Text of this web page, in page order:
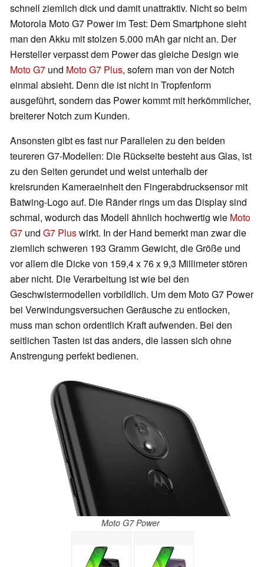
schnell ziemlich dick und damit unattraktiv. Nicht so beim
Motorola Moto G7 Power im Test: Dem Smartphone sieht
man den Akku mit stolzen 5.000 mAh gar nicht an. Der
Hersteller verpasst dem Power das gleiche Design wie
Moto G7 und Moto G7 Plus, sofern man von der Notch
einmal absieht. Denn die ist nicht in Tropfenform
ausgeführt, sondern das Power kommt mit herkömmlicher,
breiterer Notch zum Kunden.
Ansonsten gibt es fast nur Parallelen zu den beiden
teureren G7-Modellen: Die Rückseite besteht aus Glas, ist
zu den Seiten gerundet und weist unterhalb der
kreisrunden Kameraeinheit den Fingerabdrucksensor mit
Batwing-Logo auf. Die Ränder rings um das Display sind
schmal, wodurch das Modell ähnlich hochwertig wie Moto
G7 und G7 Pluswirkt. In der Hand bemerkt man zwar die
ziemlich schweren 193 Gramm Gewicht, die Größe und
vor allem die Dicke von 159,4 x 76 x 9,3 Millimeter stören
aber nicht. Die Verarbeitung ist wie bei den
Geschwistermodellen vorbildlich. Um dem Moto G7 Power
bei Verwindungsversuchen Geräusche zu entlocken,
muss man schon ordentlich Kraft aufwenden. Bei den
seitlichen Tasten ist das anders, die lassen sich ohne
Anstrengung perfekt bedienen.
Moto G7 Power